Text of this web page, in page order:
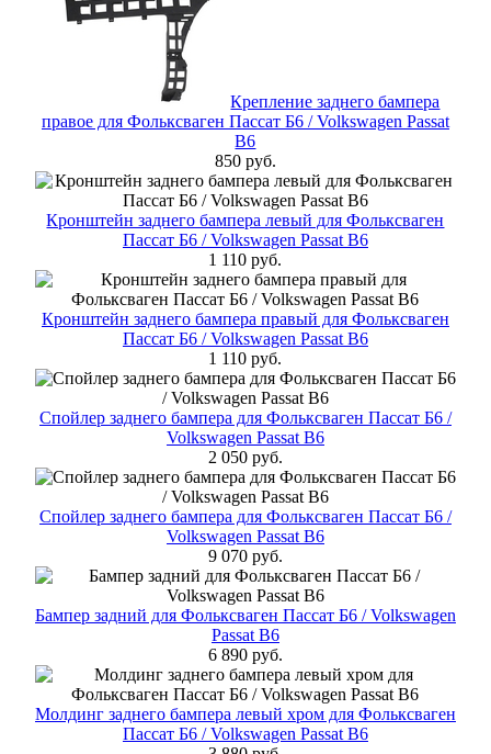
Крепление заднего бампера
правое для Фольксваген Пассат Б6 / Volkswagen Passat
B6
850 руб.
Кронштейн заднего бампера левый для Фольксваген
Пассат Б6 / Volkswagen Passat B6
1 110 руб.
Кронштейн заднего бампера правый для Фольксваген
Пассат Б6 / Volkswagen Passat B6
1 110 руб.
Спойлер заднего бампера для Фольксваген Пассат Б6 /
Volkswagen Passat B6
2 050 руб.
Спойлер заднего бампера для Фольксваген Пассат Б6 /
Volkswagen Passat B6
9 070 руб.
Бампер задний для Фольксваген Пассат Б6 / Volkswagen
Passat B6
6 890 руб.
Молдинг заднего бампера левый хром для Фольксваген
Пассат Б6 / Volkswagen Passat B6